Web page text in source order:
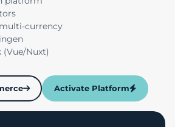
currency
(Vue/Nuxt)
Activate Platform